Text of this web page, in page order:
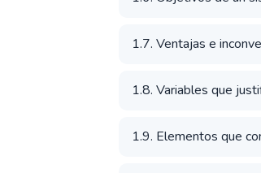
1.7. Ventajas e
1.8. Variables que
1.9. Elementos que